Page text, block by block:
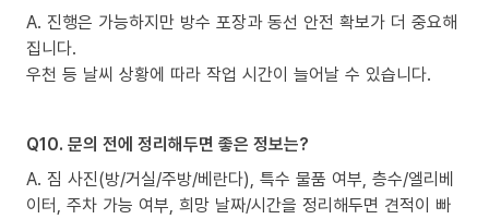
A. 진행은 가능하지만 방수 포장과 동선 안전 확보가 더 중요해
집니다.
우천 등 날씨 상황에 따라 작업 시간이 늘어날 수 있습니다.
Q10. 문의 전에 정리해두면 좋은 정보는?
A. 짐 사진(방/거실/주방/베란다), 특수 물품 여부, 층수/엘리베
이터, 주차 가능 여부, 희망 날짜/시간을 정리해두면 견적이 빠